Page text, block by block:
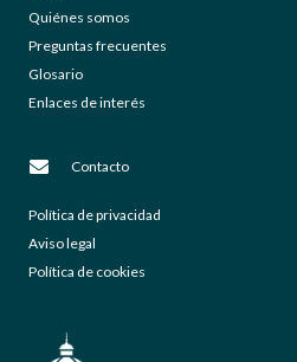
Quiénes somos
Preguntas frecuentes
Glosario
Enlaces de interés
Contacto
Política de privacidad
Aviso legal
Política de cookies